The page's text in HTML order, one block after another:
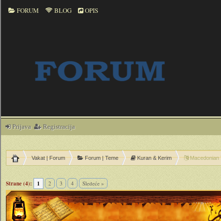
FORUM BLOG OPIS
Prijava Registracija
Vakat | Forum Forum | Teme Kuran & Kerim Macedonian
Strane (4): 1 2 3 4 Sledeće »